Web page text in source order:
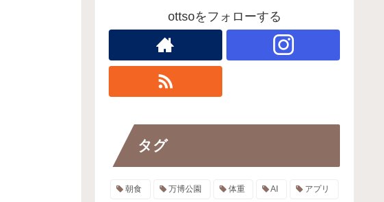
ottsoをフォローする
タグ
朝食 万博公園 体重 AI アプリ